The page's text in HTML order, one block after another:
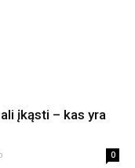
įkąsti – kas yra
0